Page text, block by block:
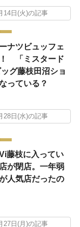
14日(火)の記事
ナツビュッフェ
「ミスタード
グ藤枝田沼ショ
っている？
28日(水)の記事
藤枝に入ってい
が閉店。一年弱
人気店だったの
27日(月)の記事